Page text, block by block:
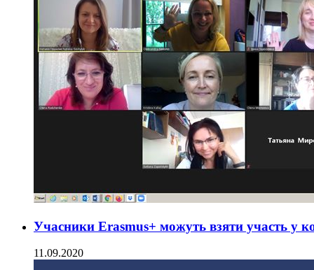
Учасники Erasmus+ можуть взяти участь у
11.09.2020